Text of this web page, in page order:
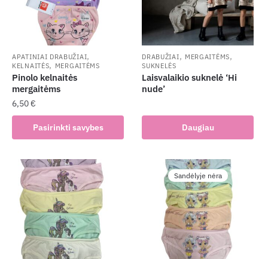
APATINIAI DRABUŽIAI,
KELNAITĖS, MERGAITĖMS
Pinolo kelnaitės
mergaitėms
6,50€
Pasirinkti savybes
product
multiple
variants.
The
options
may
chosen
DRABUŽIAI, MERGAITĖMS,
SUKNELĖS
Laisvalaikio suknelė ‘Hi
nude’
Daugiau
Sandėlyje nėra